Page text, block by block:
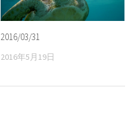
2016/03/31
2016年5月19日